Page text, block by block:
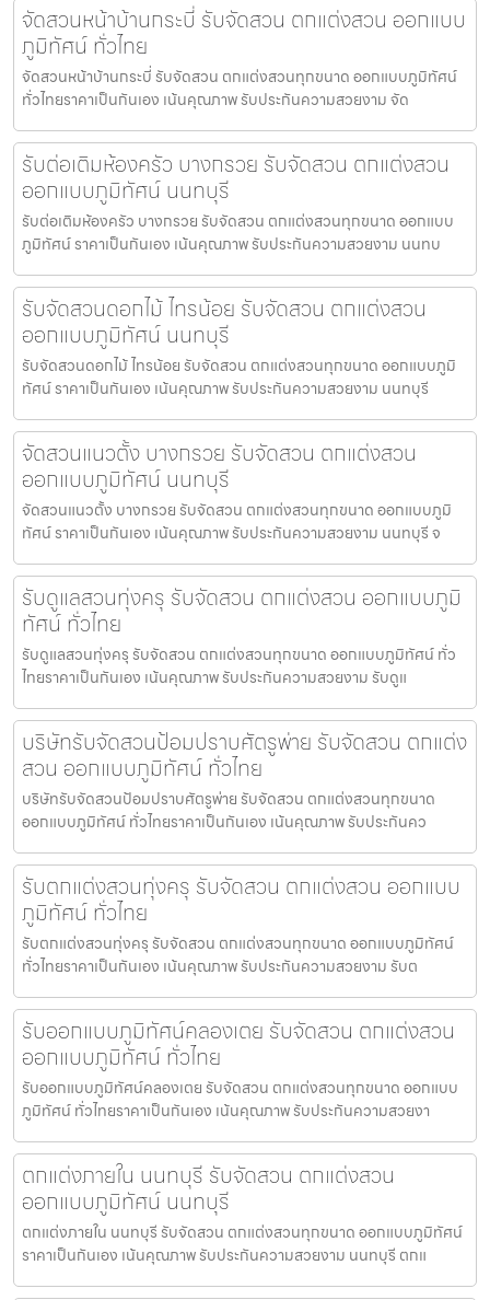
จัดสวนหน้าบ้านกระบี่ รับจัดสวน ตกแต่งสวน ออกแบบ
ภูมิทัศน์ ทั่วไทย
จัดสวนหน้าบ้านกระบี่ รับจัดสวน ตกแต่งสวนทุกขนาด ออกแบบภูมิทัศน์
ทั่วไทยราคาเป็นกันเอง เน้นคุณภาพ รับประกันความสวยงาม จัด
รับต่อเติมห้องครัว บางกรวย รับจัดสวน ตกแต่งสวน
ออกแบบภูมิทัศน์ นนทบุรี
รับต่อเติมห้องครัว บางกรวย รับจัดสวน ตกแต่งสวนทุกขนาด ออกแบบ
ภูมิทัศน์ ราคาเป็นกันเอง เน้นคุณภาพ รับประกันความสวยงาม นนทบ
รับจัดสวนดอกไม้ ไทรน้อย รับจัดสวน ตกแต่งสวน
ออกแบบภูมิทัศน์ นนทบุรี
รับจัดสวนดอกไม้ ไทรน้อย รับจัดสวน ตกแต่งสวนทุกขนาด ออกแบบภูมิ
ทัศน์ ราคาเป็นกันเอง เน้นคุณภาพ รับประกันความสวยงาม นนทบุรี
จัดสวนแนวตั้ง บางกรวย รับจัดสวน ตกแต่งสวน
ออกแบบภูมิทัศน์ นนทบุรี
จัดสวนแนวตั้ง บางกรวย รับจัดสวน ตกแต่งสวนทุกขนาด ออกแบบภูมิ
ทัศน์ ราคาเป็นกันเอง เน้นคุณภาพ รับประกันความสวยงาม นนทบุรี จ
รับดูแลสวนทุ่งครุ รับจัดสวน ตกแต่งสวน ออกแบบภูมิ
ทัศน์ ทั่วไทย
รับดูแลสวนทุ่งครุ รับจัดสวน ตกแต่งสวนทุกขนาด ออกแบบภูมิทัศน์ ทั่ว
ไทยราคาเป็นกันเอง เน้นคุณภาพ รับประกันความสวยงาม รับดูแ
บริษัทรับจัดสวนป้อมปราบศัตรูพ่าย รับจัดสวน ตกแต่ง
สวน ออกแบบภูมิทัศน์ ทั่วไทย
บริษัทรับจัดสวนป้อมปราบศัตรูพ่าย รับจัดสวน ตกแต่งสวนทุกขนาด
ออกแบบภูมิทัศน์ ทั่วไทยราคาเป็นกันเอง เน้นคุณภาพ รับประกันคว
รับตกแต่งสวนทุ่งครุ รับจัดสวน ตกแต่งสวน ออกแบบ
ภูมิทัศน์ ทั่วไทย
รับตกแต่งสวนทุ่งครุ รับจัดสวน ตกแต่งสวนทุกขนาด ออกแบบภูมิทัศน์
ทั่วไทยราคาเป็นกันเอง เน้นคุณภาพ รับประกันความสวยงาม รับต
รับออกแบบภูมิทัศน์คลองเตย รับจัดสวน ตกแต่งสวน
ออกแบบภูมิทัศน์ ทั่วไทย
รับออกแบบภูมิทัศน์คลองเตย รับจัดสวน ตกแต่งสวนทุกขนาด ออกแบบ
ภูมิทัศน์ ทั่วไทยราคาเป็นกันเอง เน้นคุณภาพ รับประกันความสวยงา
ตกแต่งภายใน นนทบุรี รับจัดสวน ตกแต่งสวน
ออกแบบภูมิทัศน์ นนทบุรี
ตกแต่งภายใน นนทบุรี รับจัดสวน ตกแต่งสวนทุกขนาด ออกแบบภูมิทัศน์
ราคาเป็นกันเอง เน้นคุณภาพ รับประกันความสวยงาม นนทบุรี ตกแ